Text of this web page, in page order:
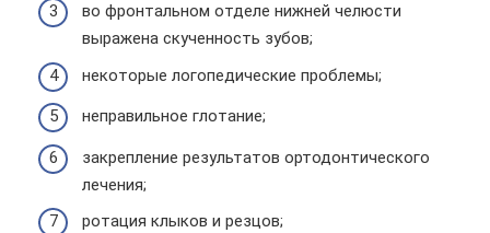
во фронтальном отделе нижней челюсти
выражена скученность зубов;
некоторые логопедические проблемы;
неправильное глотание;
закрепление результатов ортодонтического
лечения;
ротация клыков и резцов;